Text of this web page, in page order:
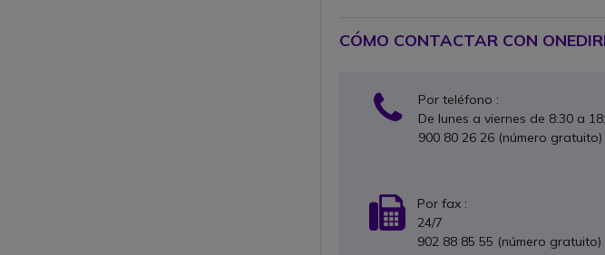
Icon
CÓMO CONTACTAR CON
Icon
Por teléfono :
De lunes a viernes de 8:30 a
900 80 26 26 (número gratuito)
Icon
Por fax :
24/7
902 88 85 55 (número gratuito)